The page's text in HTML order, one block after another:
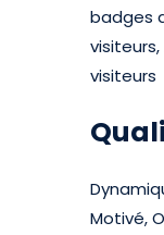
badges
visiteurs
Motivé,